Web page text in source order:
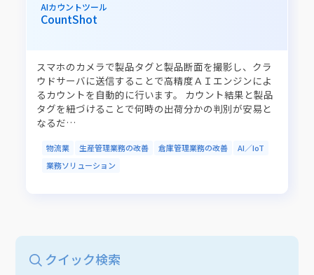
AIカウントツール
CountShot
スマホのカメラで製品タグと製品断面を撮影し、クラ
ウドサーバに送信することで高精度ＡＩエンジンによ
るカウントを自動的に行います。 カウント結果と製品
タグを紐づけることで何時の出荷分かの判別が安易と
なるだ…
物流業 生産管理業務の改善 倉庫管理業務の改善
AI／IoT
業務ソリューション
クイック検索